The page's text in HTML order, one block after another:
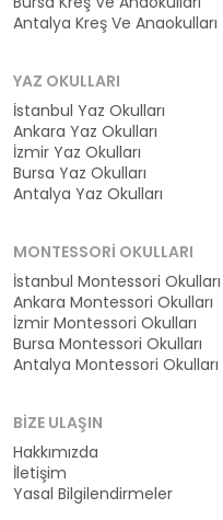
Antalya Kreş Ve Anaokulları
YAZ OKULLARI
İstanbul Yaz Okulları
Ankara Yaz Okulları
İzmir Yaz Okulları
Bursa Yaz Okulları
Antalya Yaz Okulları
MONTESSORI OKULLARI
İstanbul Montessori Okulları
Ankara Montessori Okulları
İzmir Montessori Okulları
Bursa Montessori Okulları
Antalya Montessori Okulları
BIZE ULAŞIN
Hakkımızda
İletişim
Yasal Bilgilendirmeler